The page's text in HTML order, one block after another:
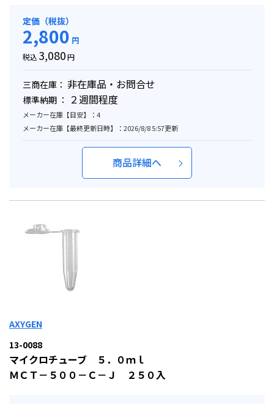
定価（税抜）
2,800 円
税込 3,080円
三商在庫： 非在庫品・お問合せ
標準納期 ： ２週間程度
メーカー在庫【目安】：4
メーカー在庫【最終更新日時】：2026/8/8 5:57更新
商品詳細へ
AXYGEN
13-0088
マイクロチューブ ５．０ｍｌ
ＭＣＴ－５００－Ｃ－Ｊ ２５０入